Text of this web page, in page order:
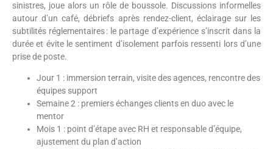
sinistres, joue alors un rôle de boussole. Discussions informelles
autour d’un café, débriefs après rendez-client, éclairage sur les
subtilités réglementaires : le partage d’expérience s’inscrit dans la
durée et évite le sentiment d’isolement parfois ressenti lors d’une
prise de poste.
Jour 1 : immersion terrain, visite des agences, rencontre des
équipes support
Semaine 2 : premiers échanges clients en duo avec le
mentor
Mois 1 : point d’étape avec RH et responsable d’équipe,
ajustement du plan d’action